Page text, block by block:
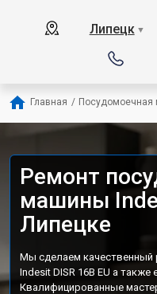
Липецк ▼
Главная / Посудомоечная
Ремонт
машины
Липецке
Мы сделаем
Indesit DISR 16B EU а
Квалифицированные